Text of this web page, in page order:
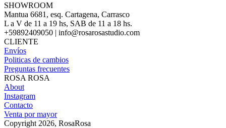
SHOWROOM
Mantua 6681, esq. Cartagena, Carrasco
L a V de 11 a 19 hs, SAB de 11 a 18 hs.
+59892409050 | info@rosarosastudio.com
CLIENTE
Envíos
Politicas de cambios
Preguntas frecuentes
ROSA ROSA
About
Instagram
Contacto
Venta por mayor
Copyright 2026, RosaRosa